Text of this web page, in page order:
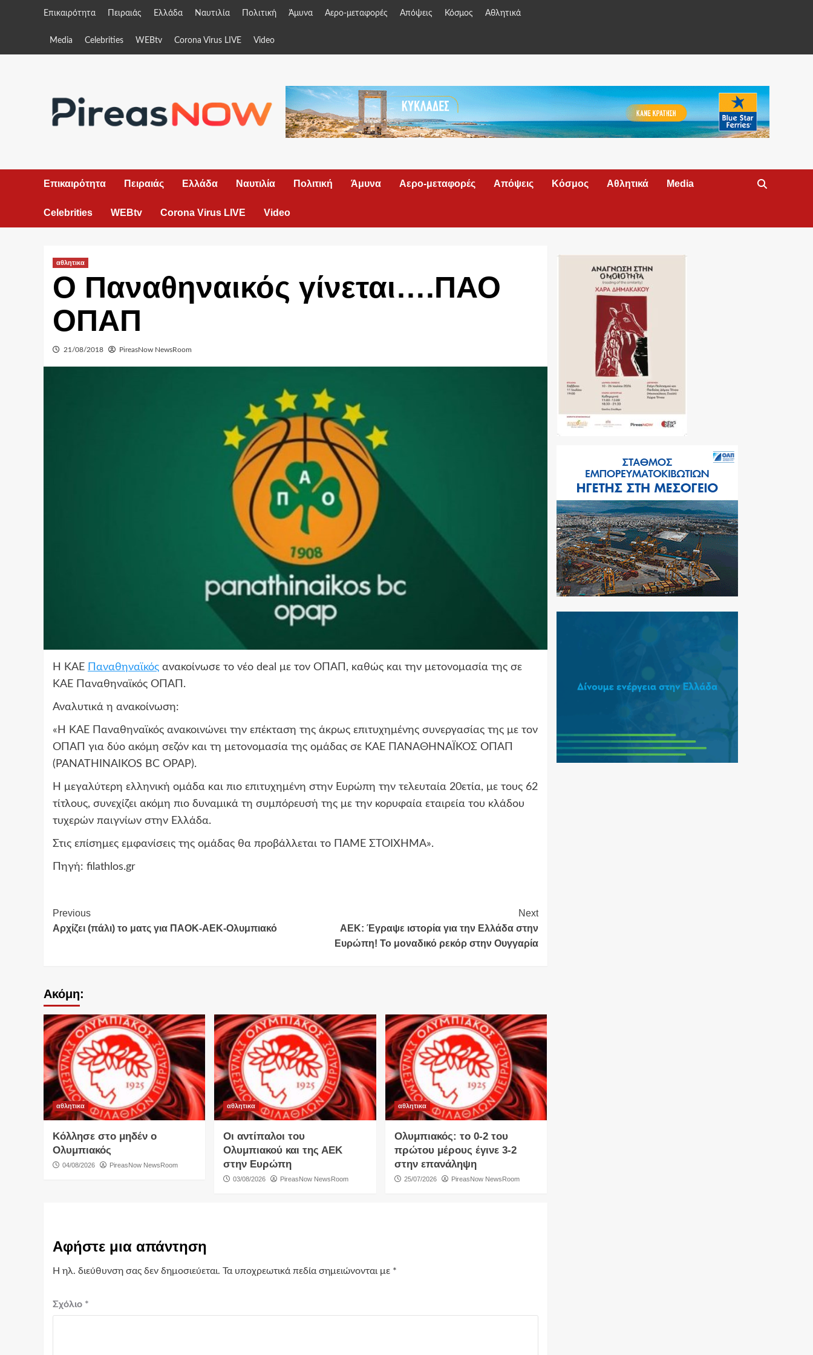
Επικαιρότητα Πειραιάς Ελλάδα Ναυτιλία Πολιτική Άμυνα Αερο-μεταφορές Απόψεις Κόσμος Αθλητικά
Media Celebrities WEBtv Corona Virus LIVE Video
Επικαιρότητα Πειραιάς Ελλάδα Ναυτιλία Πολιτική Άμυνα Αερο-μεταφορές Απόψεις Κόσμος Αθλητικά Media
Celebrities WEBtv Corona Virus LIVE Video
αθλητικα
Ο Παναθηναικός γίνεται….ΠΑΟ
ΟΠΑΠ
21/08/2018 PireasNow NewsRoom
Η ΚΑΕ Παναθηναϊκός ανακοίνωσε το νέο deal με τον ΟΠΑΠ, καθώς και την μετονομασία της σε
ΚΑΕ Παναθηναϊκός ΟΠΑΠ.
Αναλυτικά η ανακοίνωση:
«H KAE Παναθηναϊκός ανακοινώνει την επέκταση της άκρως επιτυχημένης συνεργασίας της με τον
ΟΠΑΠ για δύο ακόμη σεζόν και τη μετονομασία της ομάδας σε ΚΑΕ ΠΑΝΑΘΗΝΑΪΚΟΣ ΟΠΑΠ
(PANATHINAIKOS BC OPAP).
Η μεγαλύτερη ελληνική ομάδα και πιο επιτυχημένη στην Ευρώπη την τελευταία 20ετία, με τους 62
τίτλους, συνεχίζει ακόμη πιο δυναμικά τη συμπόρευσή της με την κορυφαία εταιρεία του κλάδου
τυχερών παιγνίων στην Ελλάδα.
Στις επίσημες εμφανίσεις της ομάδας θα προβάλλεται το ΠΑΜΕ ΣΤΟΙΧΗΜΑ».
Πηγή: filathlos.gr
Continue
Reading
Previous
Αρχίζει (πάλι) το ματς για ΠΑΟΚ-ΑΕΚ-Ολυμπιακό
Next
ΑΕΚ: Έγραψε ιστορία για την Ελλάδα στην
Ευρώπη! Το μοναδικό ρεκόρ στην Ουγγαρία
Ακόμη:
αθλητικα
Κόλλησε στο μηδέν ο
Ολυμπιακός
04/08/2026 PireasNow NewsRoom
αθλητικα
Οι αντίπαλοι του
Ολυμπιακού και της ΑΕΚ
στην Ευρώπη
03/08/2026 PireasNow NewsRoom
αθλητικα
Ολυμπιακός: το 0-2 του
πρώτου μέρους έγινε 3-2
στην επανάληψη
25/07/2026 PireasNow NewsRoom
Αφήστε μια απάντηση
Η ηλ. διεύθυνση σας δεν δημοσιεύεται. Τα υποχρεωτικά πεδία σημειώνονται με *
Σχόλιο *